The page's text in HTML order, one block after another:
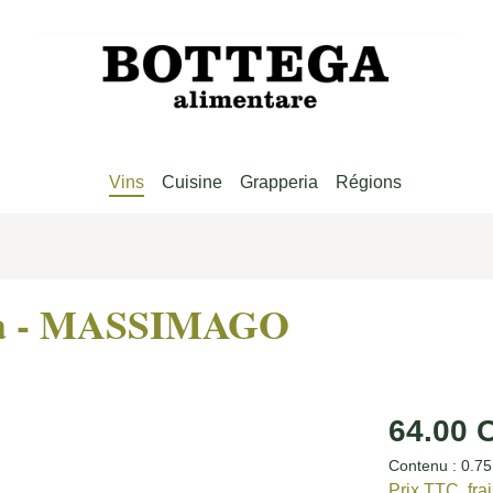
Vins Cuisine Grapperia Régions
- MASSIMAGO
Prix régulier :
64.00
Contenu :